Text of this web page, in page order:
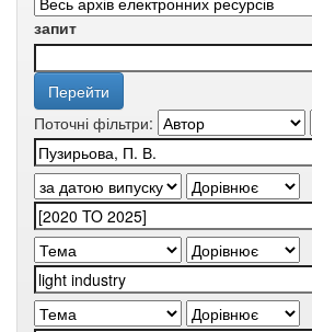
запит
Поточні фільтри: